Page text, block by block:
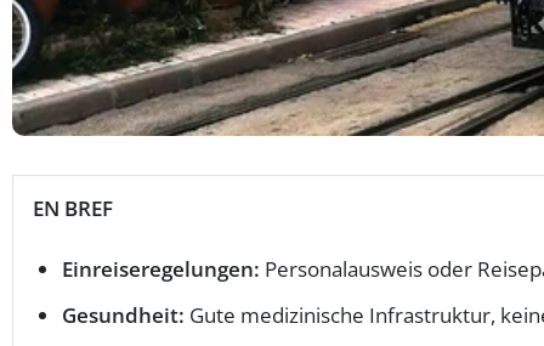
EN BREF
Einreiseregelungen: Personalausweis oder
Gesundheit: Gute medizinische Infrastruktur,